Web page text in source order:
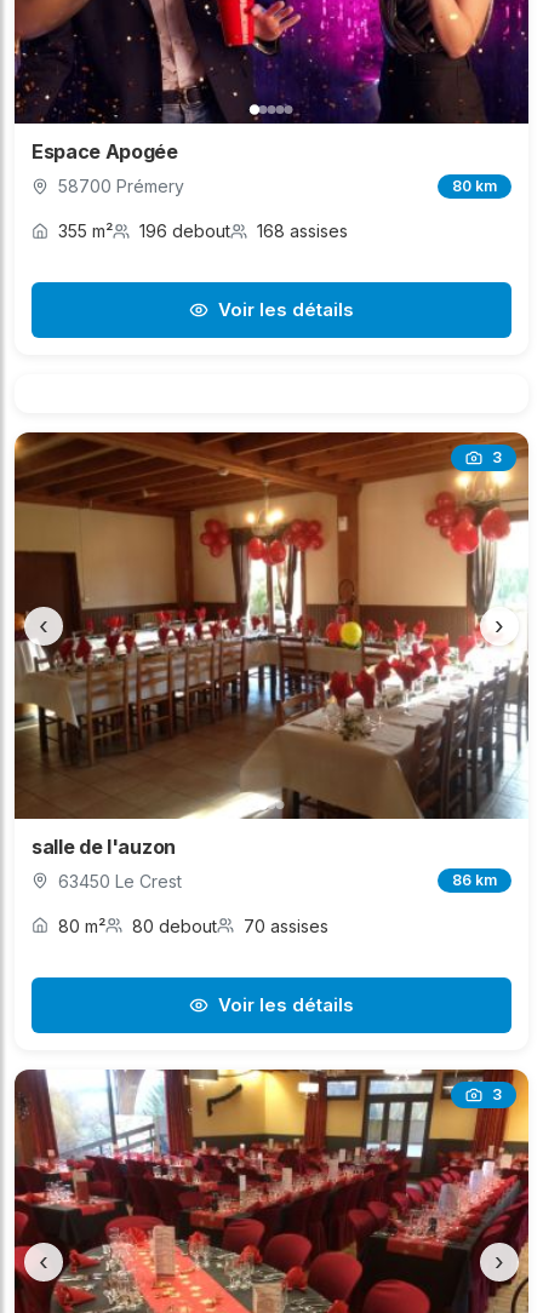
Espace Apogée
58700 Prémery 80 km
355 m² 196 debout 168 assises
Voir les détails
3
‹ ›
salle de l'auzon
63450 Le Crest 86 km
80 m² 80 debout 70 assises
Voir les détails
3
‹ ›